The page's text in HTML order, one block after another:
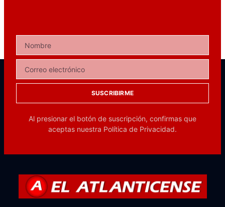
SUSCRIBIRME
Al presionar el botón de suscripción, confirmas que
aceptas nuestra Política de Privacidad.